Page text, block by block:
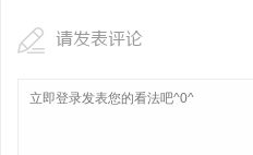
请发表评论